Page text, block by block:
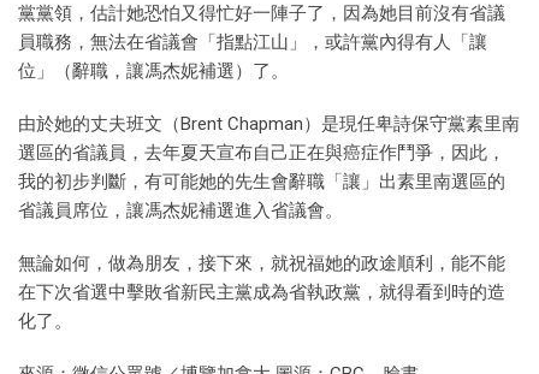
黨黨領，估計她恐怕又得忙好一陣子了，因為她目前沒有省議
員職務，無法在省議會「指點江山」，或許黨內得有人「讓
位」（辭職，讓馮杰妮補選）了。
由於她的丈夫班文（Brent Chapman）是現任卑詩保守黨素里南
選區的省議員，去年夏天宣布自己正在與癌症作鬥爭，因此，
我的初步判斷，有可能她的先生會辭職「讓」出素里南選區的
省議員席位，讓馮杰妮補選進入省議會。
無論如何，做為朋友，接下來，就祝福她的政途順利，能不能
在下次省選中擊敗省新民主黨成為省執政黨，就得看到時的造
化了。